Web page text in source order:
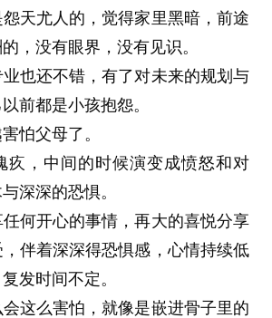
天尤人的，觉得家里黑暗，前途
，没有眼界，没有见识。
也还不错，有了对未来的规划与
前都是小孩抱怨。
怕父母了。
疚，中间的时候演变成愤怒和对
深深的恐惧。
何开心的事情，再大的喜悦分享
伴着深深得恐惧感，心情持续低
发时间不定。
这么害怕，就像是嵌进骨子里的